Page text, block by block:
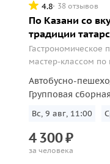
4.8 38 отзывов
По Казани со
традиции
Гастрономическое
мастер-классом по
татарскими
Автобусно-
Групповая сборная
Вс, 9 авг, 11:00
4300₽
за человека